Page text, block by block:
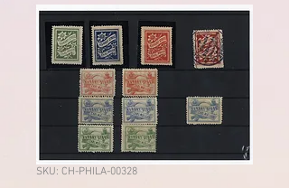
SKU: CH-PHILA-00328